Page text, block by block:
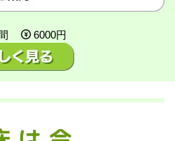
6000円